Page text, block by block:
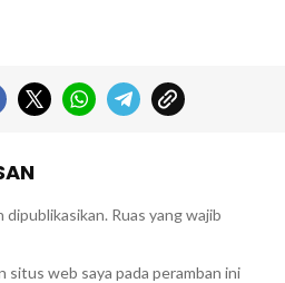
dipublikasikan. Ruas yang wajib
situs web saya pada peramban ini